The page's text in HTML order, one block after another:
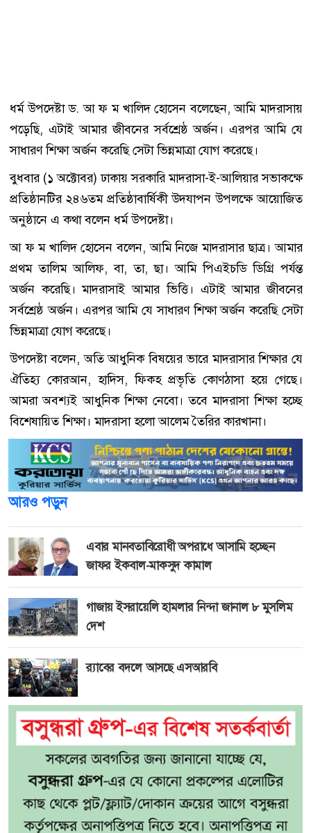
ধর্ম উপদেষ্টা ড. আ ফ ম খালিদ হোসেন বলেছেন, আমি মাদরাসায়
পড়েছি, এটাই আমার জীবনের সর্বশ্রেষ্ঠ অর্জন। এরপর আমি যে
সাধারণ শিক্ষা অর্জন করেছি সেটা ভিন্নমাত্রা যোগ করেছে।
বুধবার (১ অক্টোবর) ঢাকায় সরকারি মাদরাসা-ই-আলিয়ার সভাকক্ষে
প্রতিষ্ঠানটির ২৪৬তম প্রতিষ্ঠাবার্ষিকী উদযাপন উপলক্ষে আয়োজিত
অনুষ্ঠানে এ কথা বলেন ধর্ম উপদেষ্টা।
আ ফ ম খালিদ হোসেন বলেন, আমি নিজে মাদরাসার ছাত্র। আমার
প্রথম তালিম আলিফ, বা, তা, ছা। আমি পিএইচডি ডিগ্রি পর্যন্ত
অর্জন করেছি। মাদরাসাই আমার ভিত্তি। এটাই আমার জীবনের
সর্বশ্রেষ্ঠ অর্জন। এরপর আমি যে সাধারণ শিক্ষা অর্জন করেছি সেটা
ভিন্নমাত্রা যোগ করেছে।
উপদেষ্টা বলেন, অতি আধুনিক বিষয়ের ভারে মাদরাসার শিক্ষার যে
ঐতিহ্য কোরআন, হাদিস, ফিকহ প্রভৃতি কোণঠাসা হয়ে গেছে।
আমরা অবশ্যই আধুনিক শিক্ষা নেবো। তবে মাদরাসা শিক্ষা হচ্ছে
বিশেষায়িত শিক্ষা। মাদরাসা হলো আলেম তৈরির কারখানা।
আরও পড়ুন
এবার মানবতাবিরোধী অপরাধে আসামি হচ্ছেন
জাফর ইকবাল-মাকসুদ কামাল
গাজায় ইসরায়েলি হামলার নিন্দা জানাল ৮ মুসলিম
দেশ
র‍্যাবের বদলে আসছে এসআরবি